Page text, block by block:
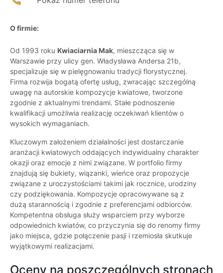
O firmie:
Od 1993 roku Kwiaciarnia Mak, mieszcząca się w
Warszawie przy ulicy gen. Władysława Andersa 21b,
specjalizuje się w pielęgnowaniu tradycji florystycznej.
Firma rozwija bogatą ofertę usług, zwracając szczególną
uwagę na autorskie kompozycje kwiatowe, tworzone
zgodnie z aktualnymi trendami. Stałe podnoszenie
kwalifikacji umożliwia realizację oczekiwań klientów o
wysokich wymaganiach.
Kluczowym założeniem działalności jest dostarczanie
aranżacji kwiatowych oddających indywidualny charakter
okazji oraz emocje z nimi związane. W portfolio firmy
znajdują się bukiety, wiązanki, wieńce oraz propozycje
związane z uroczystościami takimi jak rocznice, urodziny
czy podziękowania. Kompozycje opracowywane są z
dużą starannością i zgodnie z preferencjami odbiorców.
Kompetentna obsługa służy wsparciem przy wyborze
odpowiednich kwiatów, co przyczynia się do renomy firmy
jako miejsca, gdzie połączenie pasji i rzemiosła skutkuje
wyjątkowymi realizacjami.
Oceny na poszczególnych stronach